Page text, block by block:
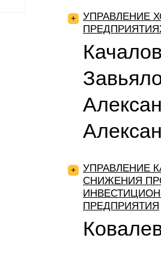
+
УПРАВЛЕНИЕ
+
УПРАВЛЕНИЕ
СНИЖЕНИЯ
ПРЕДПРИЯТИЯ